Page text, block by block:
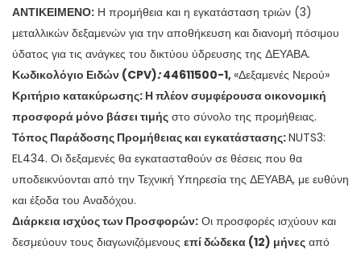
ΑΝΤΙΚΕΙΜΕΝΟ: Η προμήθεια και η εγκατάσταση τριών (3)
μεταλλικών δεξαμενών για την αποθήκευση και διανομή πόσιμου
ύδατος για τις ανάγκες του δικτύου ύδρευσης της ΔΕΥΑΒΑ.
Κωδικολόγιο Ειδών (CPV):44611500-1,«Δεξαμενές Νερού»
Κριτήριο κατακύρωσης: Η πλέον συμφέρουσα οικονομική
προσφορά μόνο βάσει τιμής στο σύνολο της προμήθειας.
Τόπος Παράδοσης Προμήθειας και εγκατάστασης:NUTS3:
EL434. Οι δεξαμενές θα εγκατασταθούν σε θέσεις που θα
υποδεικνύονται από την Τεχνική Υπηρεσία της ΔΕΥΑΒΑ, με ευθύνη
και έξοδα του Αναδόχου.
Διάρκεια ισχύος των Προσφορών: Οι προσφορές ισχύουν και
δεσμεύουν τους διαγωνιζόμενους επί δώδεκα (12) μήνες από